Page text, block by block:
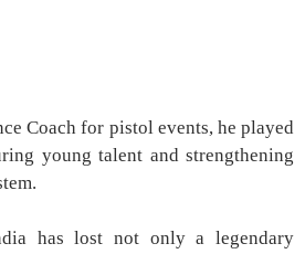
Coach for pistol events, he played
young talent and strengthening
has lost not only a legendary